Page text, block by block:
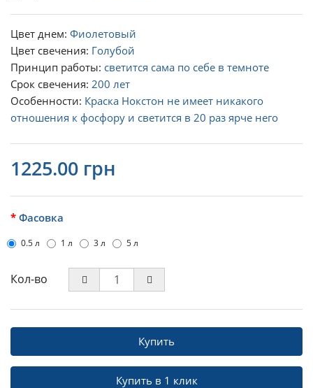
Цвет днем: Фиолетовый
Цвет свечения: Голубой
Принцип работы: светится сама по себе в темноте
Срок свечения: 200 лет
Особенности: Краска Нокстон не имеет никакого
отношения к фосфору и светится в 20 раз ярче него
1225.00 грн
Фасовка
0.5 л 1 л 3 л 5 л
Кол-во
Купить
Купить в 1 клик